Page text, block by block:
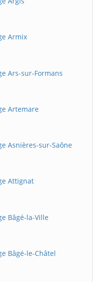
Armix
Ars-sur-Formans
Artemare
Asnières-sur-Saône
Attignat
Bâgé-la-Ville
Bâgé-le-Châtel